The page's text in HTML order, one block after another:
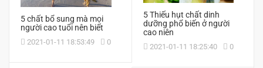
5 chất bổ sung mà mọi
người cao tuổi nên biết
2021-01-11 18:53:49 0
5 Thiếu hụt chất dinh
dưỡng phổ biến ở người
cao niên
2021-01-11 18:25:40 0